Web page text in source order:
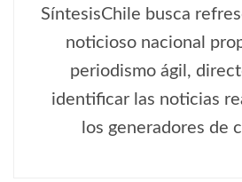
SíntesisChile busca
noticioso nacional
periodismo ágil,
identificar las noticias
los generadores de